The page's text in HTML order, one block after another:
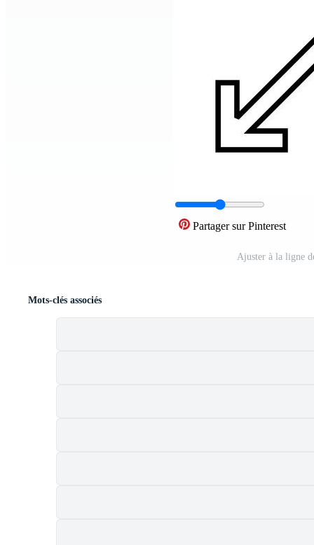
Partager sur Pinterest
Ajuster à la ligne
Mots-clés associés